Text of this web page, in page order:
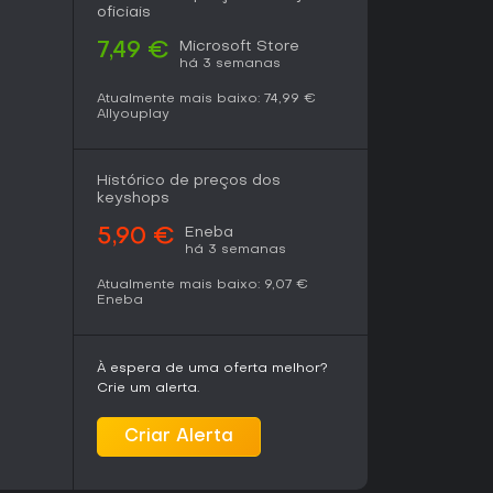
além do público tradicional de ação.
oficiais
7,49 € Microsoft Store
há 3 semanas
Atualmente mais baixo: 74,99 €
Allyouplay
Histórico de preços dos
keyshops
5,90 € Eneba
há 3 semanas
Atualmente mais baixo: 9,07 €
Eneba
À espera de uma oferta melhor?
Crie um alerta.
Criar Alerta